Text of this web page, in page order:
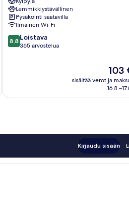
Hamburg-
Nord
Lemmikkiystävällinen
Pysäköinti saatavilla
Ilmainen Wi-Fi
8.8
kautta
8,8 Loistava
365 arvostelua
Hinta
on
103 €
103
sisältää verot ja
Kirjaudu sisään